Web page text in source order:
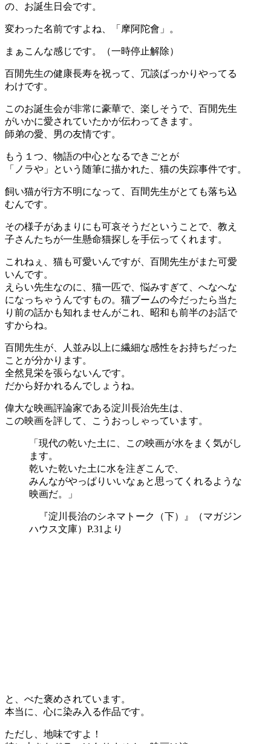
の、お誕生日会です。
変わった名前ですよね、「摩阿陀會」。
まぁこんな感じです。（一時停止解除）
百閒先生の健康長寿を祝って、冗談ばっかりやってる
わけです。
このお誕生会が非常に豪華で、楽しそうで、百閒先生
がいかに愛されていたかが伝わってきます。
師弟の愛、男の友情です。
もう１つ、物語の中心となるできごとが
「ノラや」という随筆に描かれた、猫の失踪事件です。
飼い猫が行方不明になって、百間先生がとても落ち込
むんです。
その様子があまりにも可哀そうだということで、教え
子さんたちが一生懸命猫探しを手伝ってくれます。
これねぇ、猫も可愛いんですが、百閒先生がまた可愛
いんです。
えらい先生なのに、猫一匹で、悩みすぎて、へなへな
になっちゃうんですもの。猫ブームの今だったら当た
り前の話かも知れませんがこれ、昭和も前半のお話で
すからね。
百閒先生が、人並み以上に繊細な感性をお持ちだった
ことが分かります。
全然見栄を張らないんです。
だから好かれるんでしょうね。
偉大な映画評論家である淀川長治先生は、
この映画を評して、こうおっしゃっています。
「現代の乾いた土に、この映画が水をまく気がし
ます。
乾いた乾いた土に水を注ぎこんで、
みんながやっぱりいいなぁと思ってくれるような
映画だ。」
『淀川長治のシネマトーク（下）』（マガジン
ハウス文庫）P.31より
と、べた褒めされています。
本当に、心に染み入る作品です。
ただし、地味ですよ！